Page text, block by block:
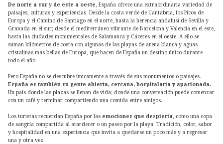
De norte a sur y de este a oeste, España ofrece una extraordinaria variedad de
paisajes, culturas y experiencias. Desde la costa verde de Cantabria, los Picos de
Europa y el Camino de Santiago en el norte, hasta la herencia andalusí de Sevilla y
Granada en el sur; desde el mediterráneo vibrante de Barcelona y Valencia en el este,
hasta las ciudades monumentales de Salamanca y Cáceres en el oeste. A ello se
suman kilómetros de costa con algunas de las playas de arena blanca y aguas
cristalinas más bellas de Europa, que hacen de España un destino único durante
todo el año.
Pero España no se descubre únicamente a través de sus monumentos o paisajes.
España es también su gente abierta, cercana, hospitalaria y apasionada.
Un país donde las plazas se llenan de vida; donde una conversación puede comenzar
con un café y terminar compartiendo una comida entre amigos.
Los turistas recuerdan España por las emociones que despierta, como una copa
de sangría compartida al atardecer o un paseo por la playa. Tradición, color, sabor
y hospitalidad en una experiencia que invita a quedarse un poco más y a regresar
una y otra vez.